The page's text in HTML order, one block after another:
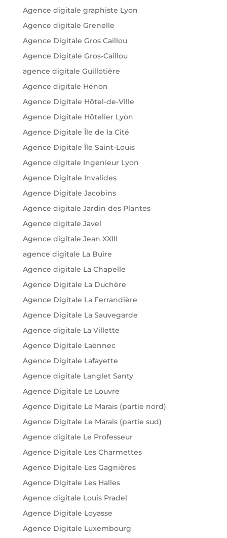
Agence digitale graphiste Lyon
Agence digitale Grenelle
Agence Digitale Gros Caillou
Agence Digitale Gros-Caillou
agence digitale Guillotière
Agence digitale Hénon
Agence Digitale Hôtel-de-Ville
Agence Digitale Hôtelier Lyon
Agence Digitale Île de la Cité
Agence Digitale Île Saint-Louis
Agence digitale Ingenieur Lyon
Agence Digitale Invalides
Agence Digitale Jacobins
Agence digitale Jardin des Plantes
Agence digitale Javel
Agence digitale Jean XXIII
agence digitale La Buire
Agence digitale La Chapelle
Agence Digitale La Duchère
Agence Digitale La Ferrandière
Agence Digitale La Sauvegarde
Agence digitale La Villette
Agence Digitale Laënnec
Agence Digitale Lafayette
Agence digitale Langlet Santy
Agence Digitale Le Louvre
Agence Digitale Le Marais (partie nord)
Agence Digitale Le Marais (partie sud)
Agence digitale Le Professeur
Agence Digitale Les Charmettes
Agence Digitale Les Gagnières
Agence Digitale Les Halles
Agence digitale Louis Pradel
Agence Digitale Loyasse
Agence Digitale Luxembourg